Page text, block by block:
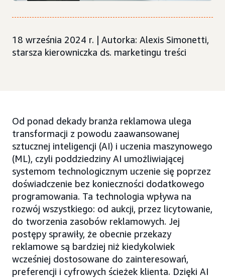
18 września 2024 r. | Autorka: Alexis Simonetti,
starsza kierowniczka ds. marketingu treści
Od ponad dekady branża reklamowa ulega
transformacji z powodu zaawansowanej
sztucznej inteligencji (AI) i uczenia maszynowego
(ML), czyli poddziedziny AI umożliwiającej
systemom technologicznym uczenie się poprzez
doświadczenie bez konieczności dodatkowego
programowania. Ta technologia wpływa na
rozwój wszystkiego: od aukcji, przez licytowanie,
do tworzenia zasobów reklamowych. Jej
postępy sprawiły, że obecnie przekazy
reklamowe są bardziej niż kiedykolwiek
wcześniej dostosowane do zainteresowań,
preferencji i cyfrowych ścieżek klienta. Dzięki AI